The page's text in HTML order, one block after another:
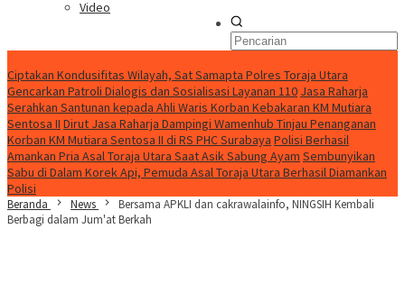
Video
Ciptakan Kondusifitas Wilayah, Sat Samapta Polres Toraja Utara
Gencarkan Patroli Dialogis dan Sosialisasi Layanan 110 Jasa Raharja
Serahkan Santunan kepada Ahli Waris Korban Kebakaran KM Mutiara
Sentosa II Dirut Jasa Raharja Dampingi Wamenhub Tinjau Penanganan
Korban KM Mutiara Sentosa II di RS PHC Surabaya Polisi Berhasil
Amankan Pria Asal Toraja Utara Saat Asik Sabung Ayam Sembunyikan
Sabu di Dalam Korek Api, Pemuda Asal Toraja Utara Berhasil Diamankan
Polisi
Beranda News
Bersama APKLI dan cakrawalainfo, NINGSIH Kembali
Berbagi dalam Jum'at Berkah